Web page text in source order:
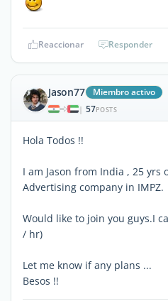
Reaccionar Responder
Jason77 Miembro activo
| 57POSTS
Hola Todos !!
I am Jason from India , 25 yrs
Advertising company in IMPZ.
Would like to join you guys.I
/ hr)
Let me know if any plans ...
Besos !!